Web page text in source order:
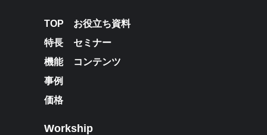
TOP
特長
機能
事例
価格
お役立ち資料
セミナー
コンテンツ
Workship